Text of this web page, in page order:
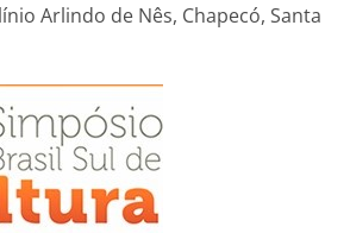
Arlindo de Nês, Chapecó, Santa